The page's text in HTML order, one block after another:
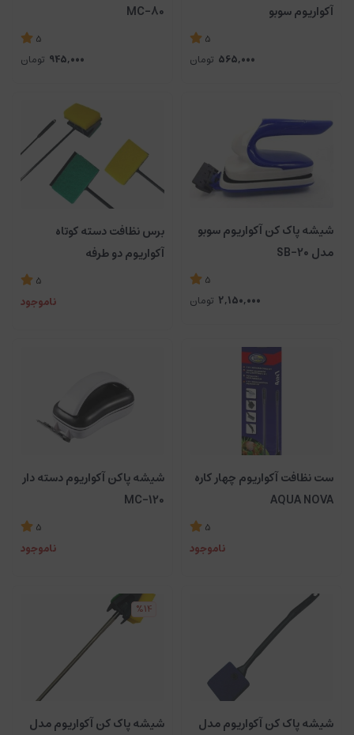
آکواریوم سوبو
5
565,000 تومان
MC-80
5
945,000 تومان
شیشه پاک کن آکواریوم سوبو
مدل SB-20
5
2,150,000 تومان
برس نظافت دسته کوتاه
آکواریوم دو طرفه
5
ناموجود
ست نظافت آکواریوم چهار کاره
AQUA NOVA
5
ناموجود
شیشه پاکن آکواریوم دسته دار
MC-120
5
ناموجود
شیشه پاک کن آکواریوم مدل
%14
شیشه پاک کن آکواریوم مدل